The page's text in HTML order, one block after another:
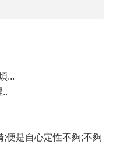
...
..
;便是自心定性不夠;不夠